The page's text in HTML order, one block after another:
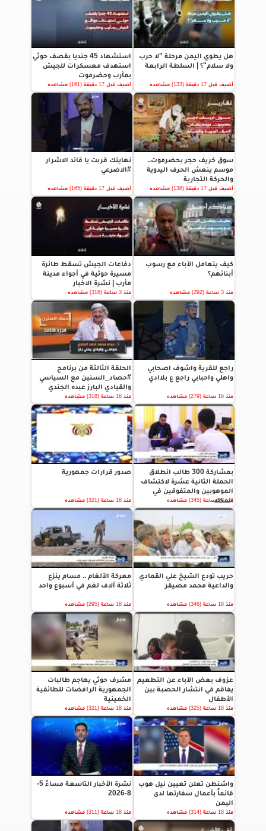
هل يطوي اليمن مرحلة "لا حرب
ولا سلام"؟ | السلطة الرابعة
أضيف قبل 17 دقيقة (133) مشاهده
استشهاد 45 جنديا بقصف حوثي
استهدف معسكرات للجيش
بمأرب وحضرموت
أضيف قبل 17 دقيقة (161) مشاهده
سوق خريف حجر بحضرموت..
موسم ينعش الحرف اليدوية
والحركة التجارية
أضيف قبل 17 دقيقة (138) مشاهده
نهايتك قربت يا قائد الاشرار
#الاضرعي
أضيف قبل 17 دقيقة (165) مشاهده
كيف يتعامل الآباء مع رسوب
أبنائهم؟
منذ 3 ساعة (292) مشاهده
دفاعات الجيش تسقط طائرة
مسيرة حوثية في أجواء مدينة
مأرب | نشرة الاخبار
منذ 3 ساعة (316) مشاهده
راجع للقرية واشوف اصحابي
واهلي واحبابي راجع ع بلاادي
منذ 16 ساعة (279) مشاهده
الحلقة الثالثة من برنامج
#حصاد_السنين مع السياسي
والقيادي البارز عبده الجندي
منذ 16 ساعة (318) مشاهده
بمشاركة 300 طالب انطلاق
الحملة الثانية عشرة لاكتشاف
الموهوبين والمتفوقين في
المكلا
منذ 18 ساعة (345) مشاهده
صدور قرارات جمهورية
منذ 18 ساعة (321) مشاهده
حريب تودع الشيخ علي القمادي
والداعية محمد مصيقر
منذ 18 ساعة (346) مشاهده
معركة الألغام .. مسام ينزع
ثلاثة آلاف لغم في أسبوع واحد
منذ 18 ساعة (295) مشاهده
عزوف بعض الآباء عن التطعيم
يفاقم في انتشار الحصبة بين
الأطفال
منذ 18 ساعة (325) مشاهده
مشرف حوثي يهاجم طالبات
الجمهورية الرافضات للطائفية
الخمينية
منذ 18 ساعة (321) مشاهده
واشنطن تعلن تعيين نيل هوب
قائماً بأعمال سفارتها لدى
اليمن
منذ 18 ساعة (314) مشاهده
نشرة الأخبار التاسعة مساءً 5-
8-2026
منذ 18 ساعة (311) مشاهده